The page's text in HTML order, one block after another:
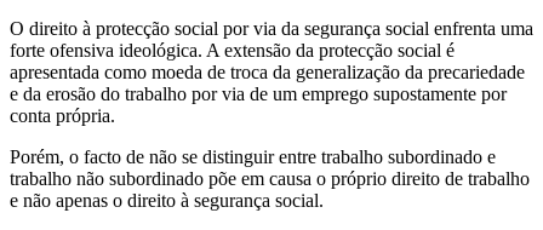
O direito à protecção social por via da segurança social enfrenta uma
forte ofensiva ideológica. A extensão da protecção social é
apresentada como moeda de troca da generalização da precariedade
e da erosão do trabalho por via de um emprego supostamente por
conta própria.
Porém, o facto de não se distinguir entre trabalho subordinado e
trabalho não subordinado põe em causa o próprio direito de trabalho
e não apenas o direito à segurança social.